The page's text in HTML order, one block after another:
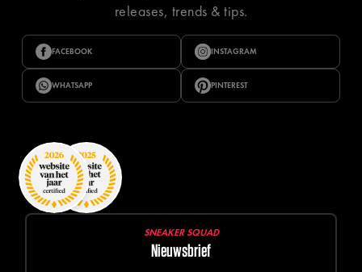
releases, trends & tips.
FACEBOOK INSTAGRAM
WHATSAPP PINTEREST
SNEAKER SQUAD
Nieuwsbrief